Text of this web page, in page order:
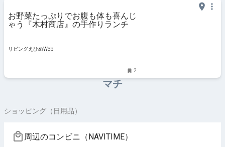
お野菜たっぷりでお腹も体も喜んじ
ゃう『木村商店』の手作りランチ
リビングえひめWeb
2
マチ
ショッピング（日用品）
周辺のコンビニ（NAVITIME）